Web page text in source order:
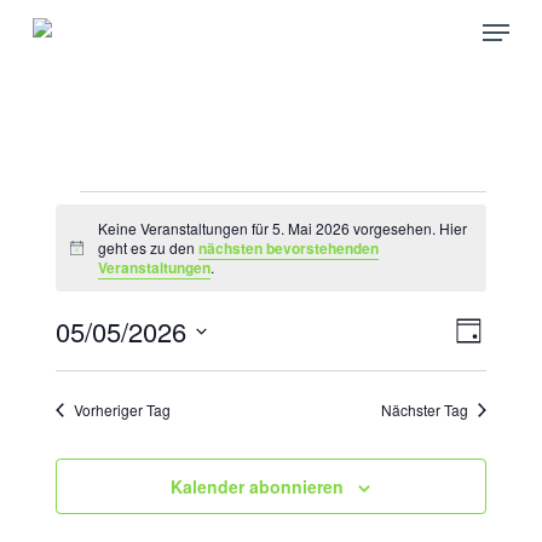
Skip
Menu
FÜR
MAI
Hinweis
Keine Veranstaltungen für 5. Mai 2026 vorgesehen. Hier
geht es zu den nächsten bevorstehenden
Veranstaltungen.
Tag
05/05/2026
Datum
wählen.
Vorheriger Tag Nächster Tag
Kalender abonnieren